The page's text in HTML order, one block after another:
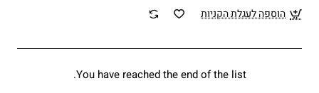
הוספה לעגלת הקניות
You have reached the end of the list.